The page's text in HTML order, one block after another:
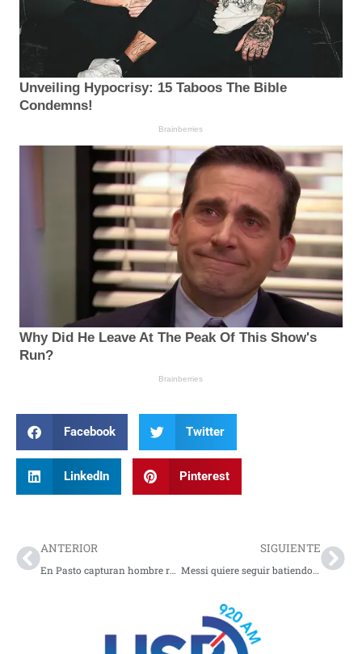
Facebook Twitter
LinkedIn Pinterest
ANTERIOR
En Pasto capturan hombre requerido por hurto calificado y agravado
SIGUIENTE
Messi quiere seguir batiendo récords esta copa del mundo